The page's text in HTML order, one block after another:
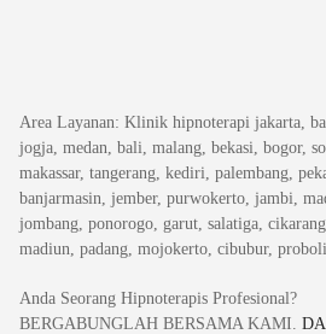
Area Layanan: Klinik hipnoterapi jakarta,
jogja, medan, bali, malang, bekasi, bogor,
makassar, tangerang, kediri, palembang,
banjarmasin, jember, purwokerto, jambi,
jombang, ponorogo, garut, salatiga,
madiun, padang, mojokerto, cibubur,
Anda Seorang Hipnoterapis Profesional?
BERGABUNGLAH BERSAMA KAMI.